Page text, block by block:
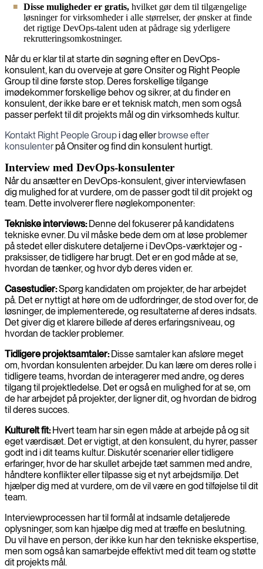
Disse muligheder er gratis, hvilket gør dem til tilgængelige
løsninger for virksomheder i alle størrelser, der ønsker at finde
det rigtige DevOps-talent uden at pådrage sig yderligere
rekrutteringsomkostninger.
Når du er klar til at starte din søgning efter en DevOps-
konsulent, kan du overveje at gøre Onsiter og Right People
Group til dine første stop. Deres forskellige tilgange
imødekommer forskellige behov og sikrer, at du finder en
konsulent, der ikke bare er et teknisk match, men som også
passer perfekt til dit projekts mål og din virksomheds kultur.
Kontakt Right People Groupi dag ellerbrowse efter
konsulenterpå Onsiter og find din konsulent hurtigt.
Interview med DevOps-konsulenter
Når du ansætter en DevOps-konsulent, giver interviewfasen
dig mulighed for at vurdere, om de passer godt til dit projekt og
team. Dette involverer flere nøglekomponenter:
Tekniske interviews:Denne del fokuserer på kandidatens
tekniske evner. Du vil måske bede dem om at løse problemer
på stedet eller diskutere detaljerne i DevOps-værktøjer og -
praksisser, de tidligere har brugt. Det er en god måde at se,
hvordan de tænker, og hvor dyb deres viden er.
Casestudier:Spørg kandidaten om projekter, de har arbejdet
på. Det er nyttigt at høre om de udfordringer, de stod over for, de
løsninger, de implementerede, og resultaterne af deres indsats.
Det giver dig et klarere billede af deres erfaringsniveau, og
hvordan de tackler problemer.
Tidligere projektsamtaler:Disse samtaler kan afsløre meget
om, hvordan konsulenten arbejder. Du kan lære om deres rolle i
tidligere teams, hvordan de interagerer med andre, og deres
tilgang til projektledelse. Det er også en mulighed for at se, om
de har arbejdet på projekter, der ligner dit, og hvordan de bidrog
til deres succes.
Kulturelt fit:Hvert team har sin egen måde at arbejde på og sit
eget værdisæt. Det er vigtigt, at den konsulent, du hyrer, passer
godt ind i dit teams kultur. Diskutér scenarier eller tidligere
erfaringer, hvor de har skullet arbejde tæt sammen med andre,
håndtere konflikter eller tilpasse sig et nyt arbejdsmiljø. Det
hjælper dig med at vurdere, om de vil være en god tilføjelse til dit
team.
Interviewprocessen har til formål at indsamle detaljerede
oplysninger, som kan hjælpe dig med at træffe en beslutning.
Du vil have en person, der ikke kun har den tekniske ekspertise,
men som også kan samarbejde effektivt med dit team og støtte
dit projekts mål.